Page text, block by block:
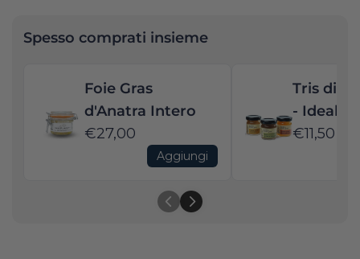
Spesso comprati insieme
Foie Gras
d'Anatra Intero
€27,00
Aggiungi
Tris di
- Ideale
Gras
€11,50